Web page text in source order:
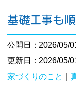
基礎工事も
公開日：2026/05/
更新日：2026/05/
家づくりのこと